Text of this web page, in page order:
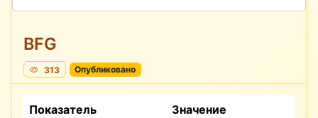
BFG
313 Опубликовано
Показатель Значение